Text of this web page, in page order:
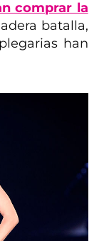
comprar la
batalla,
han